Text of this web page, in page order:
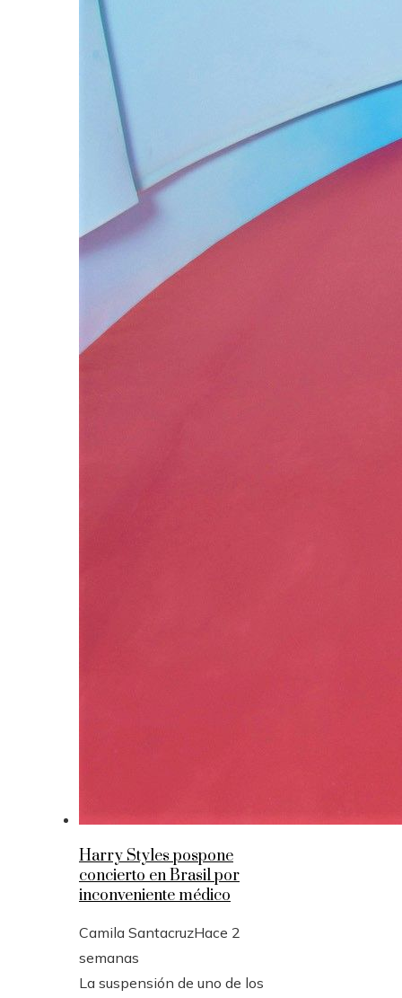
Harry Styles pospone
concierto en Brasil por
inconveniente médico
Camila SantacruzHace 2
semanas
La suspensión de uno de los